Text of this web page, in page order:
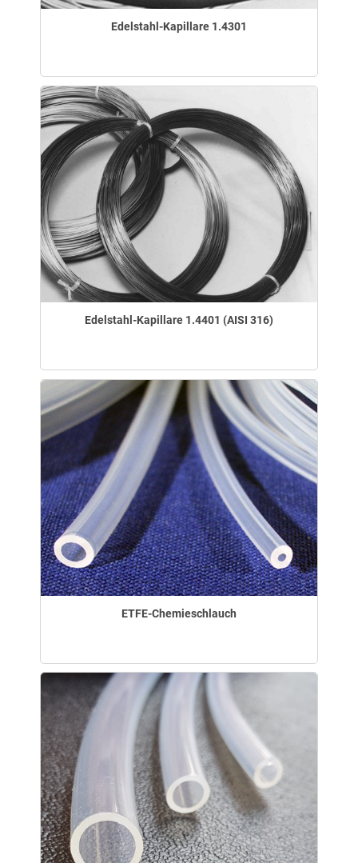
Edelstahl-Kapillare 1.4301
Edelstahl-Kapillare 1.4401 (AISI 316)
ETFE-Chemieschlauch